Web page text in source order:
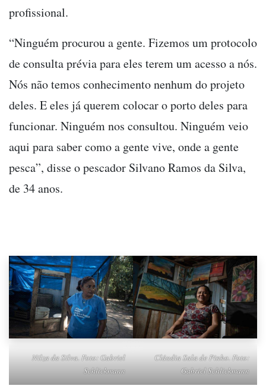
profissional.
“Ninguém procurou a gente. Fizemos um protocolo
de consulta prévia para eles terem um acesso a nós.
Nós não temos conhecimento nenhum do projeto
deles. E eles já querem colocar o porto deles para
funcionar. Ninguém nos consultou. Ninguém veio
aqui para saber como a gente vive, onde a gente
pesca”, disse o pescador Silvano Ramos da Silva,
de 34 anos.
Nilza da Silva. Foto: Gabriel
Schlickmann
Cláudia Sala de Pinho. Foto:
Gabriel Schlickmann